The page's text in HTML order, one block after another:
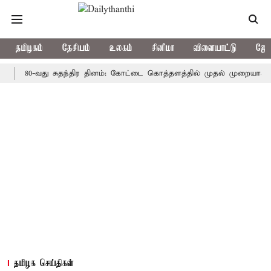
தமிழகம் தேசியம் உலகம் சினிமா விளையாட்டு
வது சுதந்திர தினம்: கோட்டை கொத்தளத்தில் முதல் முறையாக தேசிய
தமிழக செய்திகள்